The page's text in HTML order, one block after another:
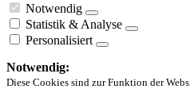
Notwendig
Statistik & Analyse
Personalisiert
Notwendig:
Diese Cookies sind zur Funktion der